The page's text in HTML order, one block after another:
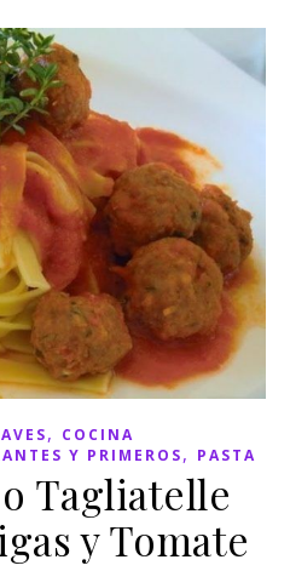
, COCINA
Y PRIMEROS, PASTA
Tagliatelle
y Tomate